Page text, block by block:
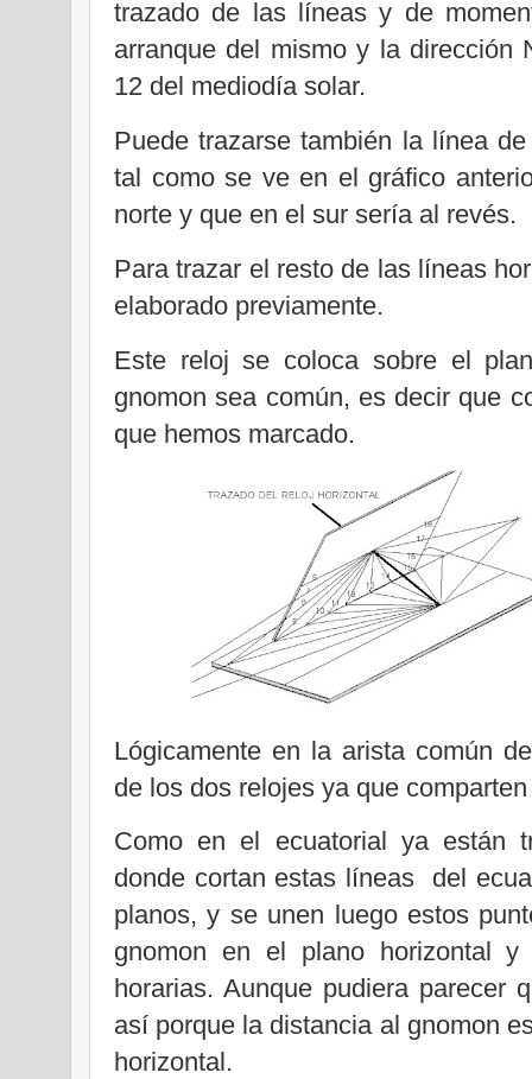
trazado de las líneas y de
arranque del mismo y la dirección
12 del mediodía solar.
Puede trazarse también la línea
tal como se ve en el gráfico
norte y que en el sur sería al revés.
Para trazar el resto de las líneas
elaborado previamente.
Este reloj se coloca sobre el
gnomon sea común, es decir que
que hemos marcado.
Lógicamente en la arista común
de los dos relojes ya que
Como en el ecuatorial ya están
donde cortan estas líneas
del
planos, y se unen luego estos
gnomon en el plano horizontal
horarias. Aunque pudiera parecer
así porque la distancia al gnomon
horizontal.